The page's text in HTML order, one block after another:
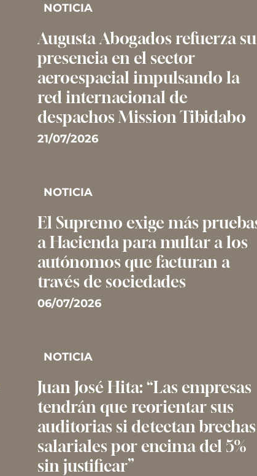
NOTICIA
Augusta Abogados refuerza su
presencia en el sector
aeroespacial impulsando la
red internacional de
despachos Mission Tibidabo
21/07/2026
NOTICIA
El Supremo exige más
a Hacienda para multar a los
autónomos que facturan a
través de sociedades
06/07/2026
NOTICIA
Juan José Hita: “Las empresas
tendrán que reorientar sus
auditorias si detectan brechas
salariales por encima del 5%
sin justificar”